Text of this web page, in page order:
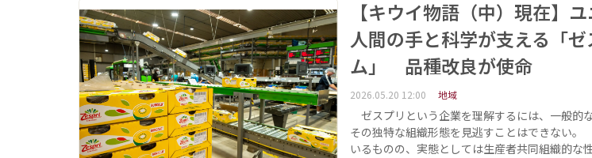
【キウイ物語（中）現在】
人間の手と科学が支える「
ム」 品種改良が使命
2026.05.20 12:00 地域
ゼスプリという企業を理解するには、一般的
その独特な組織形態を見逃すことはできない
いるものの、実態としては生産者共同組織的